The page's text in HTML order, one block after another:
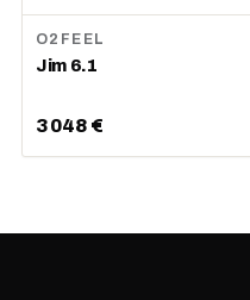
O2FEEL
Jim 6.1
3 048 €